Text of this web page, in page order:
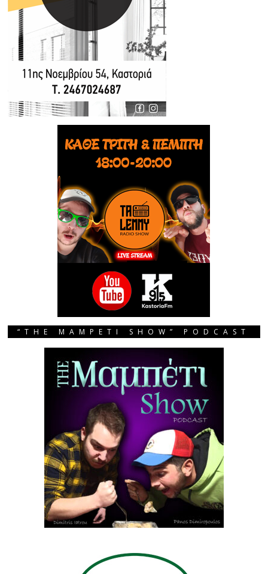
“THE MAMPETI SHOW” PODCAST